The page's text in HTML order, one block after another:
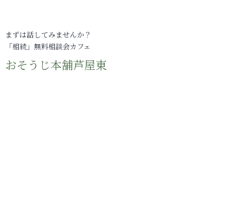
まずは話してみませんか？
「相続」無料相談会カフェ
おそうじ本舗芦屋東